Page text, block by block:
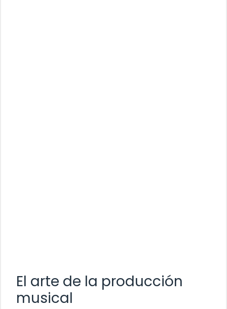
El arte de la producción
musical